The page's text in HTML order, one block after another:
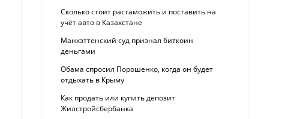
Сколько стоит растаможить и поставить на
учёт авто в Казахстане
Манхэттенский суд признал биткоин
деньгами
Обама спросил Порошенко, когда он будет
отдыхать в Крыму
Как продать или купить депозит
Жилстройсбербанка